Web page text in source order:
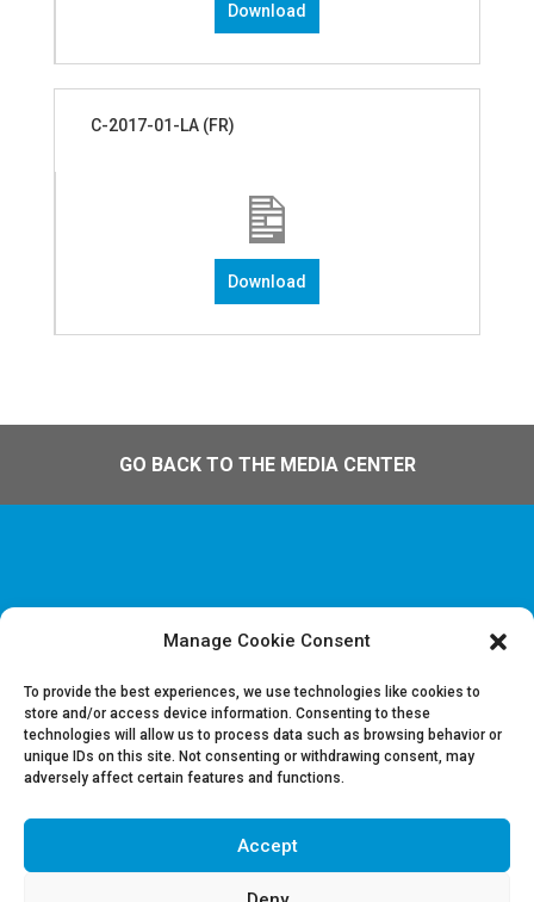
Manage Cookie Consent
To provide the best experiences, we use technologies like cookies to
store and/or access device information. Consenting to these
technologies will allow us to process data such as browsing behavior or
unique IDs on this site. Not consenting or withdrawing consent, may
adversely affect certain features and functions.
Accept
Download
C-2017-01-LA (FR)
Download
GO BACK TO THE MEDIA CENTER
Disclaimer & Informations juridiques
Offres d’emploi
Contactez-nous